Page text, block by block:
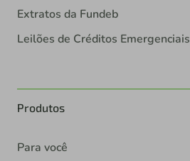
Extratos da Fundeb
Leilões de Créditos Emergenciais
Produtos
Para você